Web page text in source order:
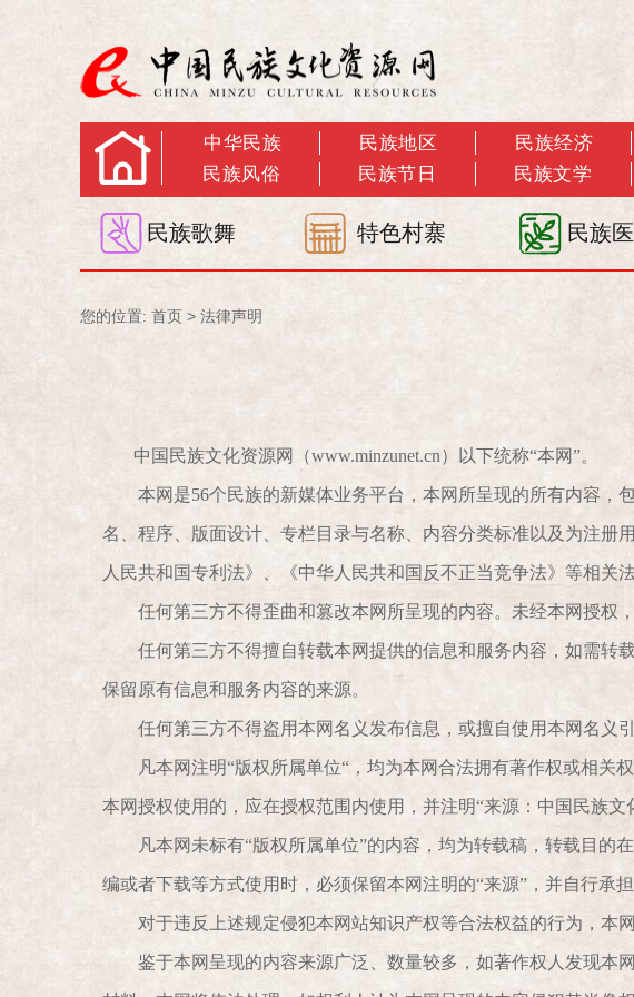
中华民族 民族地区 民族经济
民族风俗
民族节日 民族文学
民族歌舞 特色村寨 民族
您的位置: 首页 > 法律声明
中国民族文化资源网（www.minzunet.cn）以下统称“本网”。
本网是56个民族的新媒体业务平台， 本网所呈现的所有内容，
名、程序、版面设计、专栏目录与名称、内容分类标准以及为注册
人民共和国专利法》、《中华人民共和国反不正当竞争法》等相关
任何第三方不得歪曲和篡改本网所呈现的内容。未经本网授权
任何第三方不得擅自转载本网提供的信息和服务内容，如需转
保留原有信息和服务内容的来源。
任何第三方不得盗用本网名义发布信息，或擅自使用本网名义
凡本网注明“版权所属单位“，均为本网合法拥有著作权或相
本网授权使用的，应在授权范围内使用，并注明“来源：中国民族文
凡本网未标有“版权所属单位”的内容，均为转载稿，转载目
编或者下载等方式使用时，必须保留本网注明的“来源”，并自行承担
对于违反上述规定侵犯本网站知识产权等合法权益的行为，本
鉴于本网呈现的内容来源广泛、数量较多，如著作权人发现本